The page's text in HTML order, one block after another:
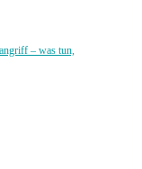
– was tun,